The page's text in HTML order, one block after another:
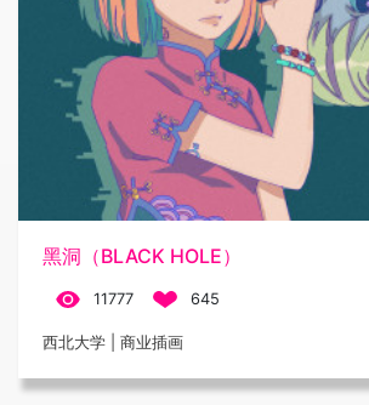
黑洞（BLACK HOLE）
11777 645
西北大学 | 商业插画